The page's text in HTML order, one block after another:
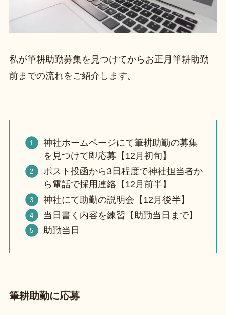
私が筆耕助勤募集を見つけてからお正月筆耕助勤
前までの流れをご紹介します。
神社ホームページにて筆耕助勤の募集
を見つけて即応募【12月初旬】
ポスト投函から3日程度で神社担当者か
ら電話で採用連絡【12月前半】
神社にて助勤の説明会【12月後半】
当日書く内容を練習【助勤当日まで】
助勤当日
筆耕助勤に応募